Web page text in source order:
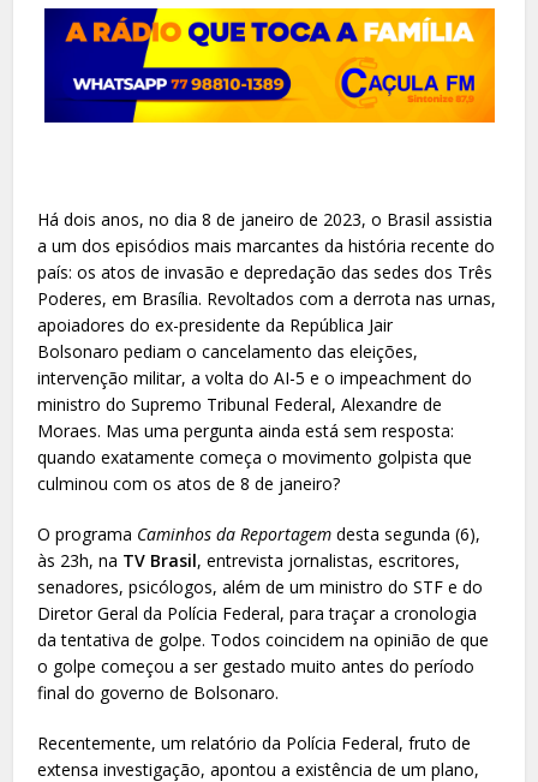
Há dois anos, no dia 8 de janeiro de 2023, o Brasil assistia
a um dos episódios mais marcantes da história recente do
país: os atos de invasão e depredação das sedes dos Três
Poderes, em Brasília. Revoltados com a derrota nas urnas,
apoiadores do ex-presidente da República Jair
Bolsonaro pediam o cancelamento das eleições,
intervenção militar, a volta do AI-5 e o impeachment do
ministro do Supremo Tribunal Federal, Alexandre de
Moraes. Mas uma pergunta ainda está sem resposta:
quando exatamente começa o movimento golpista que
culminou com os atos de 8 de janeiro?
O programa Caminhos da Reportagem desta segunda (6),
às 23h, na TV Brasil, entrevista jornalistas, escritores,
senadores, psicólogos, além de um ministro do STF e do
Diretor Geral da Polícia Federal, para traçar a cronologia
da tentativa de golpe. Todos coincidem na opinião de que
o golpe começou a ser gestado muito antes do período
final do governo de Bolsonaro.
Recentemente, um relatório da Polícia Federal, fruto de
extensa investigação, apontou a existência de um plano,